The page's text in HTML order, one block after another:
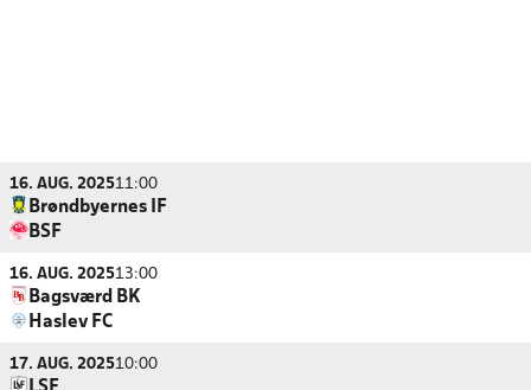
16. AUG. 202511:00
Brøndbyernes IF
BSF
16. AUG. 202513:00
Bagsværd BK
Haslev FC
17. AUG. 202510:00